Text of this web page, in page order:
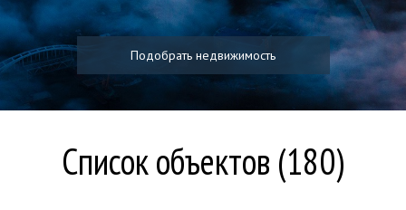
Подобрать недвижимость
Список объектов (180)